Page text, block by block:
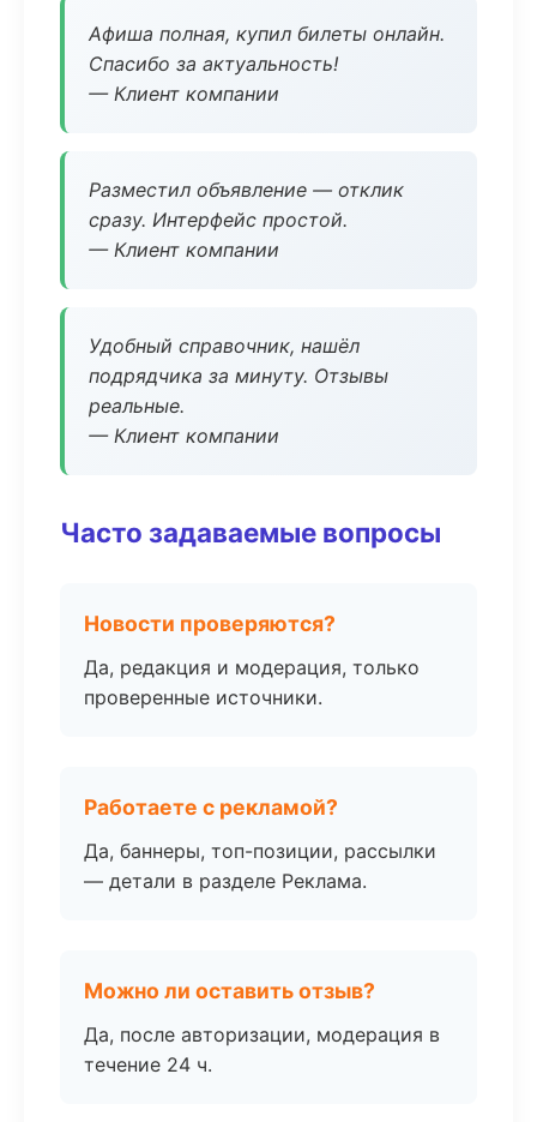
Афиша полная, купил билеты онлайн.
Спасибо за актуальность!
— Клиент компании
Разместил объявление — отклик
сразу. Интерфейс простой.
— Клиент компании
Удобный справочник, нашёл
подрядчика за минуту. Отзывы
реальные.
— Клиент компании
Часто задаваемые вопросы
Новости проверяются?
Да, редакция и модерация, только
проверенные источники.
Работаете с рекламой?
Да, баннеры, топ-позиции, рассылки
— детали в разделе Реклама.
Можно ли оставить отзыв?
Да, после авторизации, модерация в
течение 24 ч.